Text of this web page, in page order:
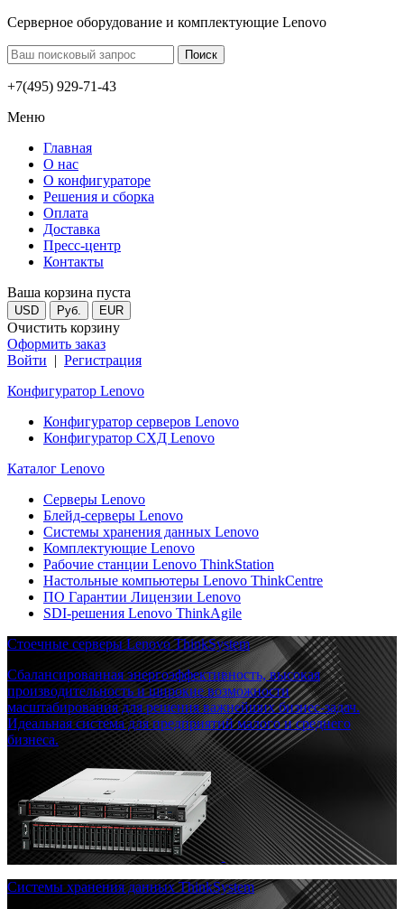
Серверное оборудование и комплектующие Lenovo
+7(495) 929-71-43
Меню
Главная
О нас
О конфигураторе
Решения и сборка
Оплата
Доставка
Пресс-центр
Контакты
Ваша корзина пуста
USD Руб. EUR
Очистить корзину
Оформить заказ
Войти | Регистрация
Конфигуратор Lenovo
Конфигуратор серверов Lenovo
Конфигуратор СХД Lenovo
Каталог Lenovo
Серверы Lenovo
Блейд-серверы Lenovo
Системы хранения данных Lenovo
Комплектующие Lenovo
Рабочие станции Lenovo ThinkStation
Настольные компьютеры Lenovo ThinkCentre
ПО Гарантии Лицензии Lenovo
SDI-решения Lenovo ThinkAgile
Стоечные серверы Lenovo ThinkSystem
Сбалансированная энергоэффективность, высокая
производительность и широкие возможности
масштабирования для решения важнейших бизнес-задач.
Идеальная система для предприятий малого и среднего
бизнеса.
Системы хранения данных ThinkSystem